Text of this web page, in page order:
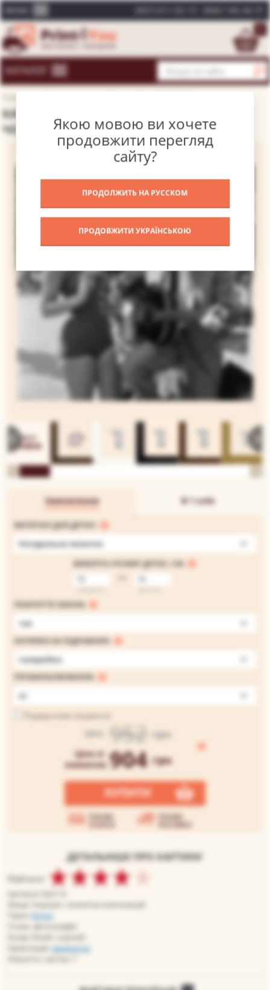
Якою мовою ви хочете
продовжити перегляд
сайту?
ПРОДОЛЖИТЬ НА РУССКОМ
ПРОДОВЖИТИ УКРАЇНСЬКОЮ
КАТАЛОГ
КАРТИНА ЕЛВІС ПРЕСЛІ ТА КРАСУНЯ –
ЧОРНО-БІЛЕ
Замовлення В 1 клік
МАТЕРІАЛ ДЛЯ ДРУКУ:
Натуральне полотно
ВИБЕРІТЬ РОЗМІР ДРУКУ, СМ:
ширина висота
ПОКРИТТЯ ЛАКОМ:
так
НАТЯЖКА НА ПІДРАМНИК:
галерейна
ПРОМАЛЬОВУВАННЯ:
ні
Подарункове пакування
Ціна 952 грн
Ціна зі
знижкою 904 грн
КУПИТИ
Умови Умови
доставки
ДЕТАЛЬНІШЕ ПРО КАРТИНУ
Рейтинг:
Артикул: bw114
Жанр: портрет, сюжетна композиція
Ретро
Стиль: фотографія
Колір: білий, чорний
Орієнтація:квадратна